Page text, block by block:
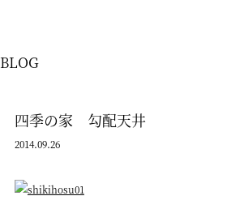
BLOG
四季の家 勾配天井
2014.09.26